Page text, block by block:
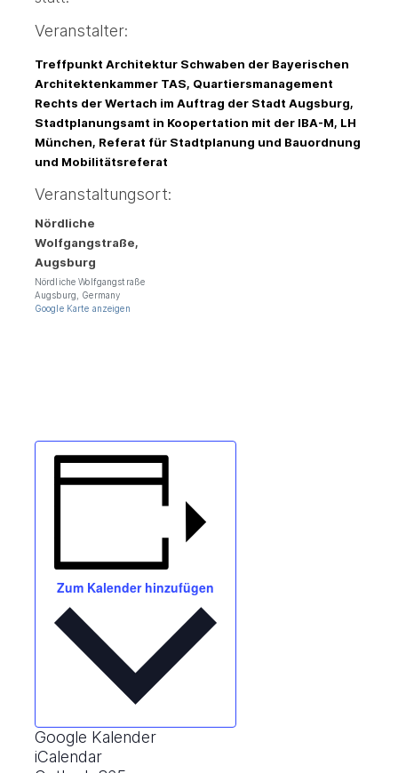
Veranstalter:
Treffpunkt Architektur Schwaben der Bayerischen
Architektenkammer TAS, Quartiersmanagement
Rechts der Wertach im Auftrag der Stadt Augsburg,
Stadtplanungsamt in Koopertation mit der IBA-M, LH
München, Referat für Stadtplanung und Bauordnung
und Mobilitätsreferat
Veranstaltungsort:
Nördliche
Wolfgangstraße,
Augsburg
Nördliche Wolfgangstraße
Augsburg, Germany
Google Karte anzeigen
Zum Kalender hinzufügen
Google Kalender
iCalendar